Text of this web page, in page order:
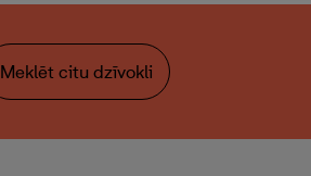
Meklēt citu dzīvokli